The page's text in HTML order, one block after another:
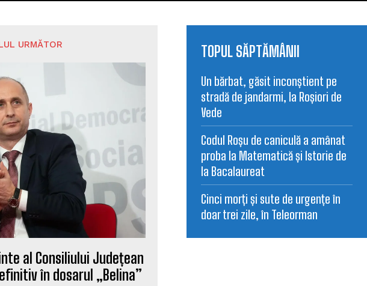
URMĂTOR
al Consiliului Județean
în dosarul „Belina”
TOPUL SĂPTĂMÂNII
Un bărbat, găsit inconștient pe
stradă de jandarmi, la Roșiori de
Vede
Codul Roșu de caniculă a amânat
proba la Matematică și Istorie de
la Bacalaureat
Cinci morți și sute de urgențe în
doar trei zile, în Teleorman